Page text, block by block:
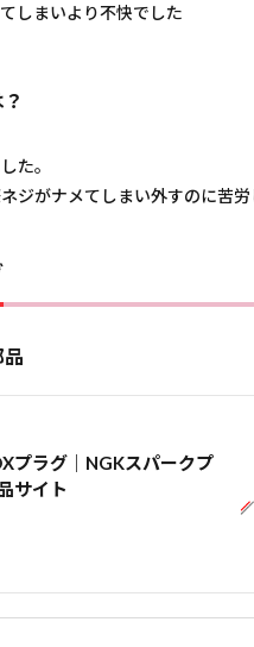
しまいより不快でした
た。
ジがナメてしまい外すのに苦労
品
プラグ｜NGKスパークプ
サイト